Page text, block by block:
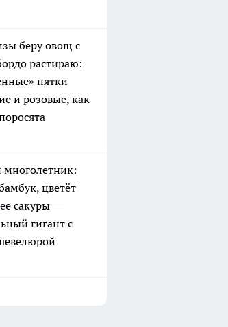
беру овощ с
растираю:
пятки
и розовые, как
цветёт
сакуры —
гигант с